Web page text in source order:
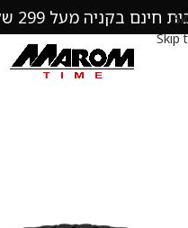
Skip
בקניה מעל 299 ש״ח